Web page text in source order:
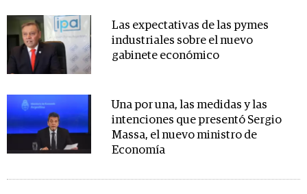
Las expectativas de las pymes
industriales sobre el nuevo
gabinete económico
Una por una, las medidas y las
intenciones que presentó Sergio
Massa, el nuevo ministro de
Economía